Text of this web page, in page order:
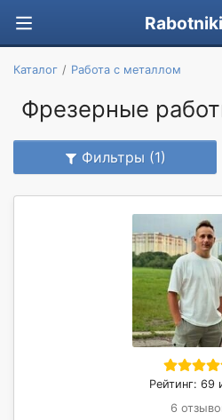
Каталог Работа с металлом
Фрезерные
Фильтры (1)
Рейтинг: 69
6